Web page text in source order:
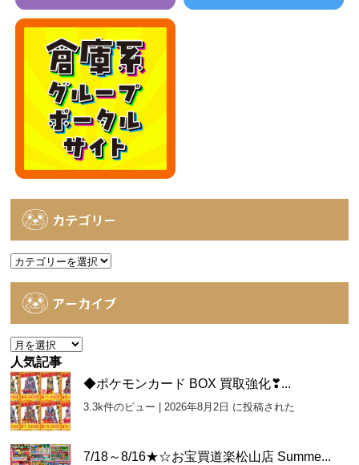
カテゴリー
カ
アーカイブ
ア
ー
カ
イ
ブ
人気記事
◆ポケモンカード BOX 買取強化❣...
3.3k件のビュー |2026年8月2日 に投稿された
7/18～8/16★☆お宝買道楽松山店 Summe...